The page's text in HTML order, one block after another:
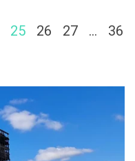
25 26 27 … 36